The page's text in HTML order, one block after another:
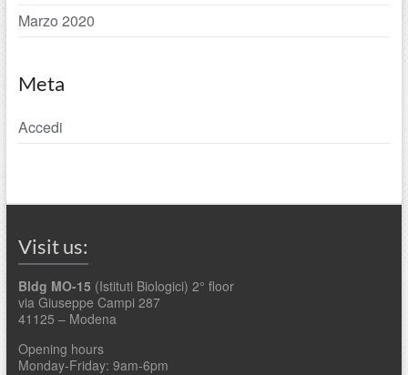
Marzo 2020
Meta
Accedi
Visit us:
Bldg MO-15 (Istituti Biologici) 2° floor
via Giuseppe Campi 287
41125 – Modena
Opening hours
Monday-Friday: 9am-6pm